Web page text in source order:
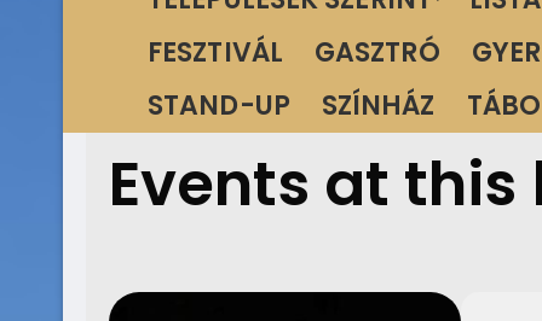
FESZTIVÁL
GASZTRÓ
STAND-UP
SZÍNHÁZ
Events at